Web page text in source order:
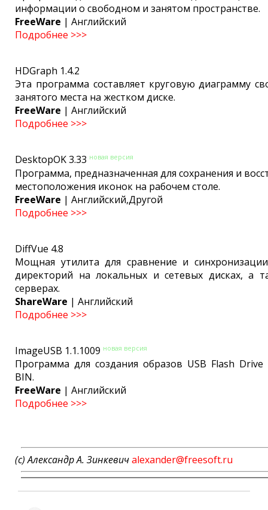
информации о свободном и занятом пространстве.
FreeWare | Английский
Подробнее >>>
HDGraph 1.4.2
Эта программа составляет круговую диаграмму
занятого места на жестком диске.
FreeWare | Английский
Подробнее >>>
DesktopOK 3.33 новая версия
Программа, предназначенная для сохранения и
местоположения иконок на рабочем столе.
FreeWare | Английский,Другой
Подробнее >>>
DiffVue 4.8
Мощная утилита для сравнение и
директорий на локальных и сетевых дисках, а
серверах.
ShareWare | Английский
Подробнее >>>
ImageUSB 1.1.1009 новая версия
Программа для создания образов USB Flash
BIN.
FreeWare | Английский
Подробнее >>>
(c) Александр А. Зинкевичalexander@freesoft.ru